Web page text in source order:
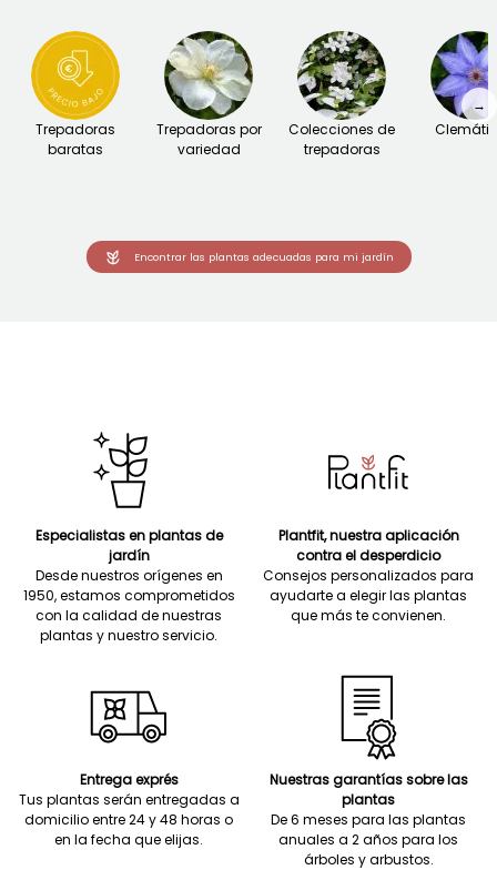
Trepadoras
baratas
Trepadoras por
variedad
Colecciones de
trepadoras
→
Encontrar las plantas adecuadas para mi jardín
Especialistas en plantas de
jardín
Desde nuestros orígenes en
1950, estamos comprometidos
con la calidad de nuestras
plantas y nuestro servicio.
Plantfit, nuestra aplicación
contra el desperdicio
Consejos personalizados para
ayudarte a elegir las plantas
que más te convienen.
Entrega exprés
Tus plantas serán entregadas a
domicilio entre 24 y 48 horas o
en la fecha que elijas.
Nuestras garantías sobre las
plantas
De 6 meses para las plantas
anuales a 2 años para los
árboles y arbustos.